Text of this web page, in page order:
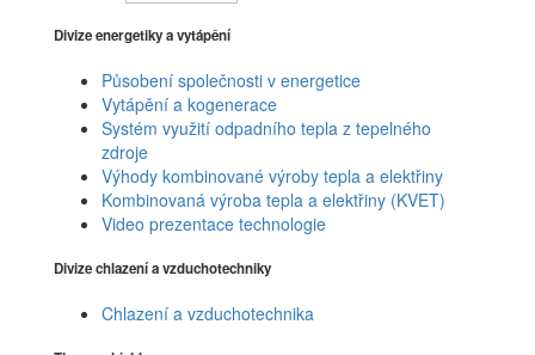
Divize energetiky a vytápění
Působení společnosti v energetice
Vytápění a kogenerace
Systém využití odpadního tepla z tepelného
zdroje
Výhody kombinované výroby tepla a elektřiny
Kombinovaná výroba tepla a elektřiny (KVET)
Video prezentace technologie
Divize chlazení a vzduchotechniky
Chlazení a vzduchotechnika